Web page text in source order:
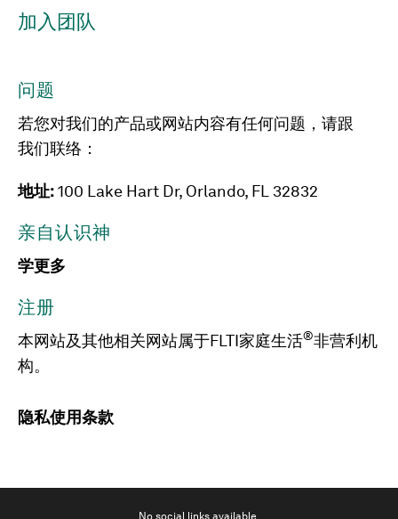
加入团队
问题
若您对我们的产品或网站内容有任何问题，请跟
我们联络：
地址:100 Lake Hart Dr, Orlando, FL 32832
亲自认识神
学更多
注册
本网站及其他相关网站属于FLTI家庭生活®非营利机
构。
隐私使用条款
No social links available.